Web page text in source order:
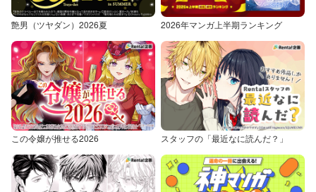
艶男（ツヤダン）2026夏 2026年マンガ上半期ランキング
この令嬢が推せる2026 スタッフの「最近なに読んだ？」